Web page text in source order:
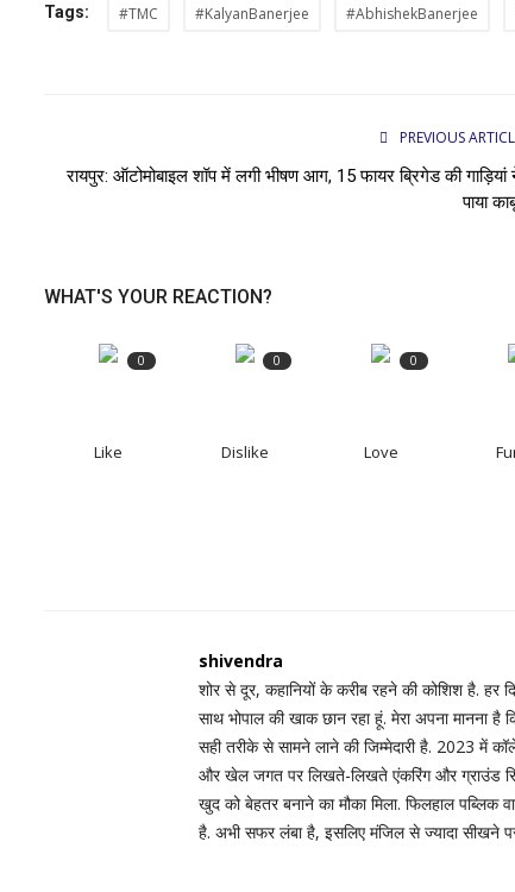
Tags: #TMC #KalyanBanerjee #AbhishekBanerjee
PREVIOUS
रायपुर: ऑटोमोबाइल शॉप में लगी भीषण आग, 15 फायर ब्रिगेड की गाड़ियां
पाया
WHAT'S YOUR REACTION?
0
Like
0
Dislike
0
Love
shivendra
शोर से दूर, कहानियों के करीब रहने की कोशिश है.
साथ भोपाल की खाक छान रहा हूं. मेरा अपना मानना
सही तरीके से सामने लाने की जिम्मेदारी है. 2023 में
और खेल जगत पर लिखते-लिखते एंकरिंग और ग्राउंड
खुद को बेहतर बनाने का मौका मिला. फिलहाल
है. अभी सफर लंबा है, इसलिए मंजिल से ज्यादा सीखने